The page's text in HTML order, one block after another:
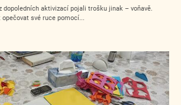
dopoledních aktivizací pojali trošku jinak – voňavě.
své ruce pomocí...